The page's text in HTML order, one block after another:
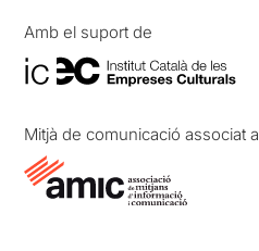
Amb el suport de
Mitjà de comunicació associat a